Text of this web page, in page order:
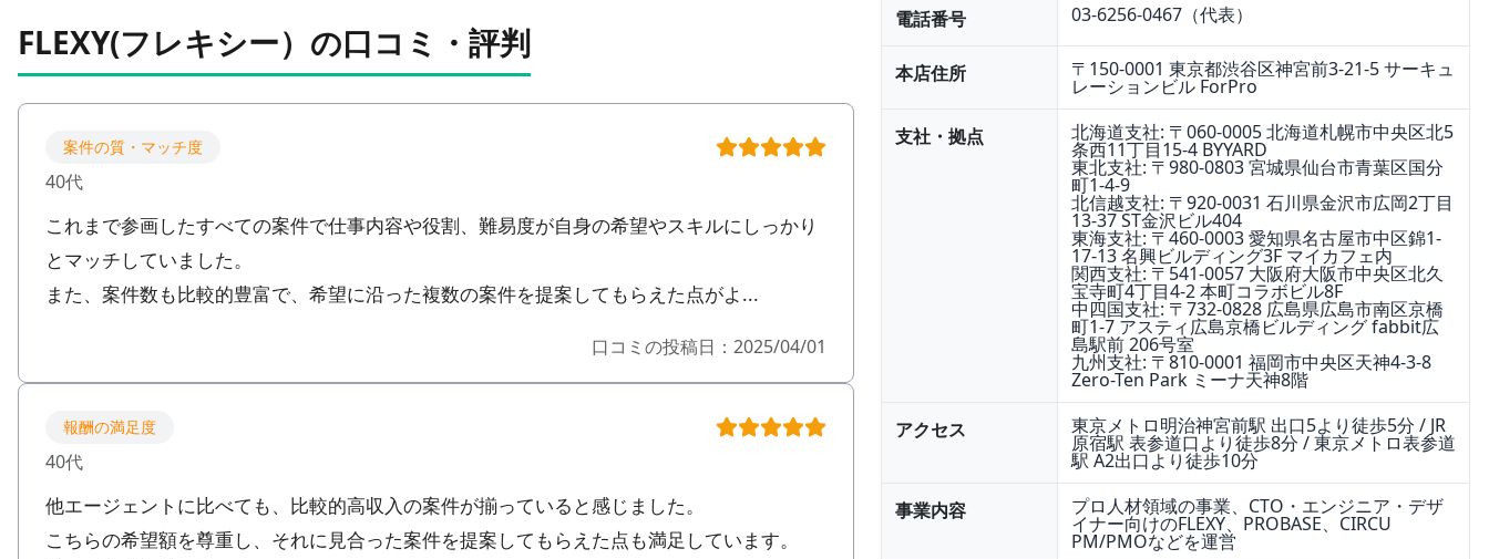
FLEXY(フレキシー）の口コミ・評判
案件の質・マッチ度
40代
これまで参画したすべての案件で仕事内容や役割、難易度が自身の希望やスキルにしっかり
とマッチしていました。
また、案件数も比較的豊富で、希望に沿った複数の案件を提案してもらえた点がよ...
口コミの投稿日：2025/04/01
報酬の満足度
40代
他エージェントに比べても、比較的高収入の案件が揃っていると感じました。
こちらの希望額を尊重し、それに見合った案件を提案してもらえた点も満足しています。
電話番号 03-6256-0467（代表）
本店住所 〒150-0001 東京都渋谷区神宮前3-21-5 サーキュ
レーションビル ForPro
支社・拠点 北海道支社: 〒060-0005 北海道札幌市中央区北5
条西11丁目15-4 BYYARD
東北支社: 〒980-0803 宮城県仙台市青葉区国分
町1-4-9
北信越支社: 〒920-0031 石川県金沢市広岡2丁目
13-37 ST金沢ビル404
東海支社: 〒460-0003 愛知県名古屋市中区錦1-
17-13 名興ビルディング3F マイカフェ内
関西支社: 〒541-0057 大阪府大阪市中央区北久
宝寺町4丁目4-2 本町コラボビル8F
中四国支社: 〒732-0828 広島県広島市南区京橋
町1-7 アスティ広島京橋ビルディング fabbit広
島駅前 206号室
九州支社: 〒810-0001 福岡市中央区天神4-3-8
Zero-Ten Park ミーナ天神8階
アクセス 東京メトロ明治神宮前駅 出口5より徒歩5分 / JR
原宿駅 表参道口より徒歩8分 / 東京メトロ表参道
駅 A2出口より徒歩10分
事業内容 プロ人材領域の事業、CTO・エンジニア・デザ
イナー向けのFLEXY、PROBASE、CIRCU
PM/PMOなどを運営